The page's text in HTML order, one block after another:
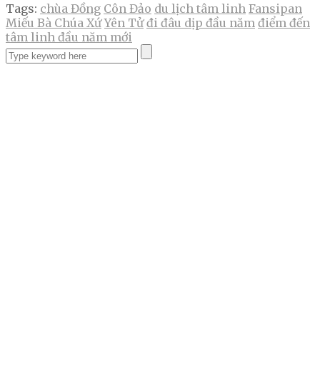
Tags: chùa Đồng Côn Đảo du lịch tâm linh Fansipan
Miếu Bà Chúa Xứ Yên Tử đi đâu dịp đầu năm điểm đến
tâm linh đầu năm mới